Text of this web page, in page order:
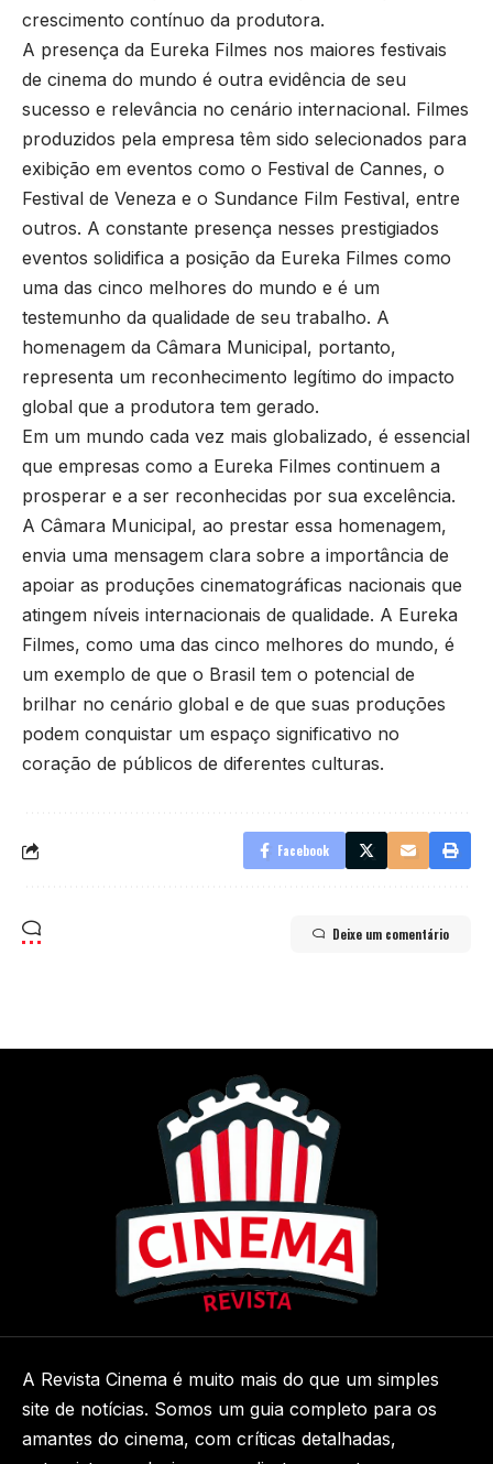
crescimento contínuo da produtora.
A presença da Eureka Filmes nos maiores festivais
de cinema do mundo é outra evidência de seu
sucesso e relevância no cenário internacional. Filmes
produzidos pela empresa têm sido selecionados para
exibição em eventos como o Festival de Cannes, o
Festival de Veneza e o Sundance Film Festival, entre
outros. A constante presença nesses prestigiados
eventos solidifica a posição da Eureka Filmes como
uma das cinco melhores do mundo e é um
testemunho da qualidade de seu trabalho. A
homenagem da Câmara Municipal, portanto,
representa um reconhecimento legítimo do impacto
global que a produtora tem gerado.
Em um mundo cada vez mais globalizado, é essencial
que empresas como a Eureka Filmes continuem a
prosperar e a ser reconhecidas por sua excelência.
A Câmara Municipal, ao prestar essa homenagem,
envia uma mensagem clara sobre a importância de
apoiar as produções cinematográficas nacionais que
atingem níveis internacionais de qualidade. A Eureka
Filmes, como uma das cinco melhores do mundo, é
um exemplo de que o Brasil tem o potencial de
brilhar no cenário global e de que suas produções
podem conquistar um espaço significativo no
coração de públicos de diferentes culturas.
Facebook
Deixe um comentário
A Revista Cinema é muito mais do que um simples
site de notícias. Somos um guia completo para os
amantes do cinema, com críticas detalhadas,